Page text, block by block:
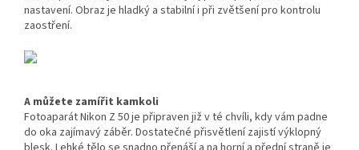
nastavení. Obraz je hladký a stabilní i při zvětšení pro kontrolu
zaostření.
A můžete zamířit kamkoli
Fotoaparát Nikon Z 50 je připraven již v té chvíli, kdy vám padne
do oka zajímavý záběr. Dostatečné přisvětlení zajistí výklopný